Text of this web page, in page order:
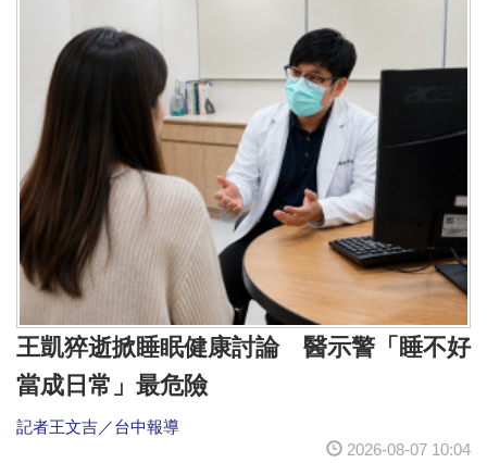
王凱猝逝掀睡眠健康討論 醫示警「睡不好
當成日常」最危險
記者王文吉／台中報導
2026-08-07 10:04